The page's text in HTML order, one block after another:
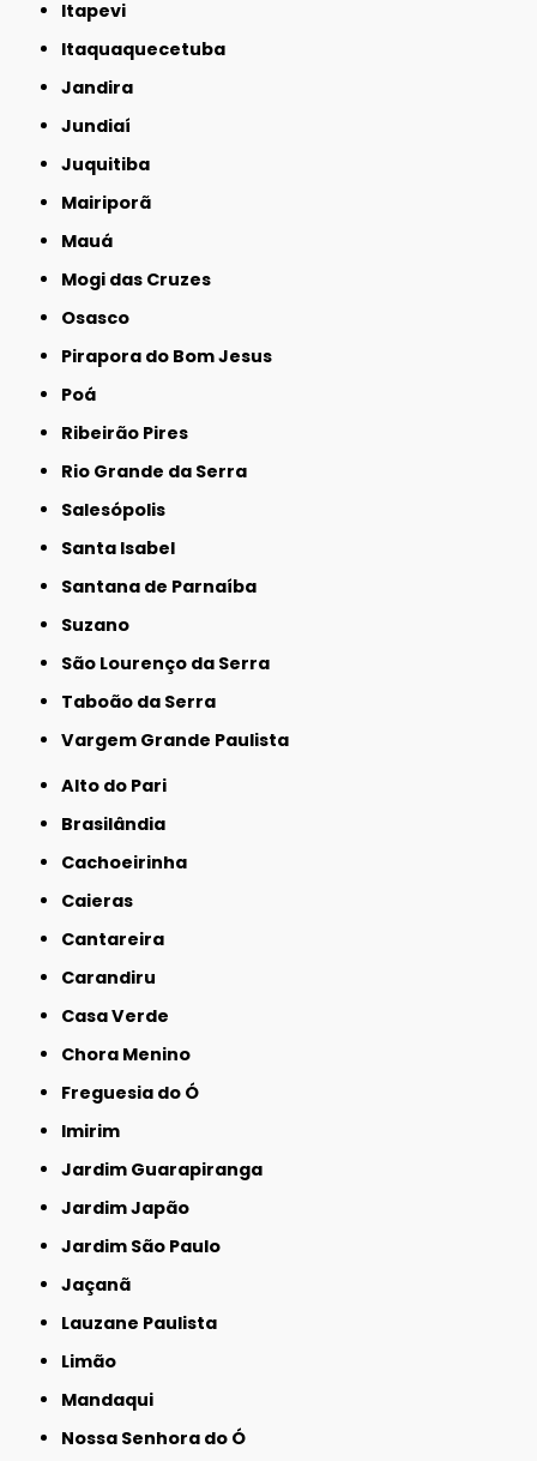
Itapevi
Itaquaquecetuba
Jandira
Jundiaí
Juquitiba
Mairiporã
Mauá
Mogi das Cruzes
Osasco
Pirapora do Bom Jesus
Poá
Ribeirão Pires
Rio Grande da Serra
Salesópolis
Santa Isabel
Santana de Parnaíba
Suzano
São Lourenço da Serra
Taboão da Serra
Vargem Grande Paulista
Alto do Pari
Brasilândia
Cachoeirinha
Caieras
Cantareira
Carandiru
Casa Verde
Chora Menino
Freguesia do Ó
Imirim
Jardim Guarapiranga
Jardim Japão
Jardim São Paulo
Jaçanã
Lauzane Paulista
Limão
Mandaqui
Nossa Senhora do Ó